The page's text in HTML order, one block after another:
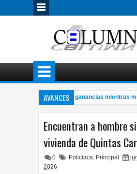
AVANCES
con millonarias ganancias mientras
Encuentran a hombre
vivienda de Quintas
0 Policiaca, Principal
2026